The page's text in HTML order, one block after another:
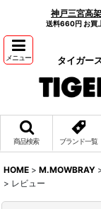
神戸三宮高
送料660円 お買
メニュー タイガー
商品検索 ブランド一覧
HOME > M.MOWBRAY
> レビュー